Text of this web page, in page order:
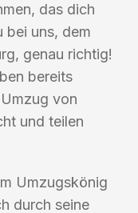
das dich
bei uns, dem
genau richtig!
bereits
von
und teilen
Umzugskönig
durch seine